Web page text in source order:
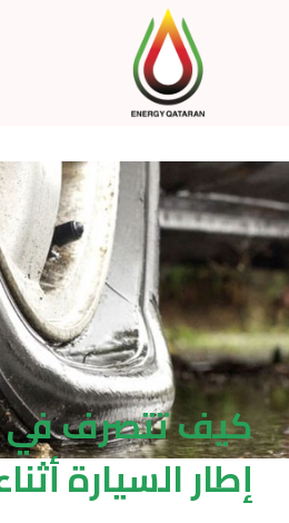
كيف تتصرف في
إطار السيارة